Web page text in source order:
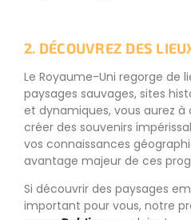
2. DÉCOUVREZ DES
Le Royaume-Uni regorge de
paysages sauvages, sites
et dynamiques, vous aurez à
créer des souvenirs
vos connaissances
avantage majeur de ces
Si découvrir des paysages
important pour vous, notre